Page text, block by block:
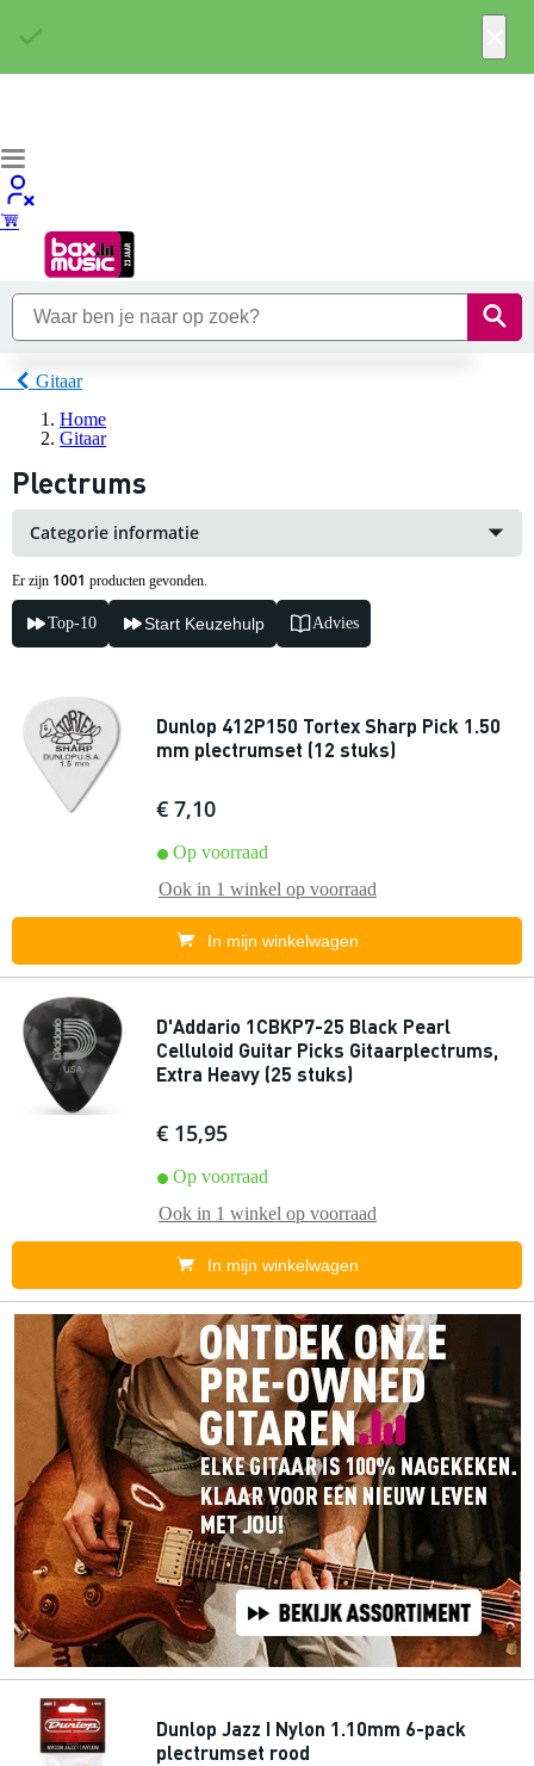
Gitaar
Home
Gitaar
Plectrums
Categorie informatie
Er zijn 1001 producten gevonden.
Top-10 Start Keuzehulp Advies
Dunlop 412P150 Tortex Sharp Pick 1.50
mm plectrumset (12 stuks)
€ 7,10
Op voorraad
Ook in 1 winkel op voorraad
In mijn winkelwagen
D'Addario 1CBKP7-25 Black Pearl
Celluloid Guitar Picks Gitaarplectrums,
Extra Heavy (25 stuks)
€ 15,95
Op voorraad
Ook in 1 winkel op voorraad
In mijn winkelwagen
Dunlop Jazz I Nylon 1.10mm 6-pack
plectrumset rood